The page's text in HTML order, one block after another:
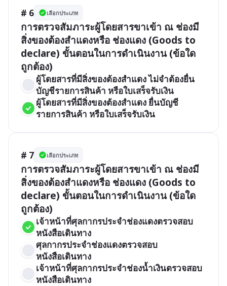
# 6 เลือกประเภท
การตรวจสัมภาระผู้โดยสารขาเข้า ณ ช่องมี
สิ่งของต้องสำแดงหรือ ช่องแดง (Goods to
declare) ขั้นตอนในการดำเนินงาน (ข้อใด
ถูกต้อง)
ผู้โดยสารที่มีสิ่งของต้องสำแดง ไม่จำต้องยื่น
บัญชีรายการสินค้า หรือใบเสร็จรับเงิน
ผู้โดยสารที่มีสิ่งของต้องสำแดง ยื่นบัญชี
รายการสินค้า หรือใบเสร็จรับเงิน
# 7 เลือกประเภท
การตรวจสัมภาระผู้โดยสารขาเข้า ณ ช่องมี
สิ่งของต้องสำแดงหรือ ช่องแดง (Goods to
declare) ขั้นตอนในการดำเนินงาน (ข้อใด
ถูกต้อง)
เจ้าหน้าที่ศุลกากรประจำช่องแดงตรวจสอบ
หนังสือเดินทาง
ศุลกากรประจำช่องแดงตรวจสอบ
หนังสือเดินทาง
เจ้าหน้าที่ศุลกากรประจำช่องน้ำเงินตรวจสอบ
หนังสือเดินทาง